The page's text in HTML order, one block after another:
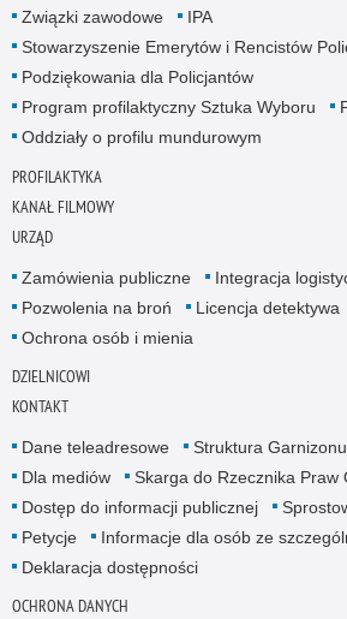
Związki zawodowe
IPA
Stowarzyszenie Emerytów i Rencistów
Podziękowania dla Policjantów
Program profilaktyczny Sztuka Wyboru
Oddziały o profilu mundurowym
PROFILAKTYKA
KANAŁ FILMOWY
URZĄD
Zamówienia publiczne
Integracja
Pozwolenia na broń
Licencja detektywa
Ochrona osób i mienia
DZIELNICOWI
KONTAKT
Dane teleadresowe Struktura Garnizonu
Dla mediów
Skarga do Rzecznika Praw
Dostęp do informacji publicznej
Petycje
Informacje dla osób ze
Deklaracja dostępności
OCHRONA DANYCH